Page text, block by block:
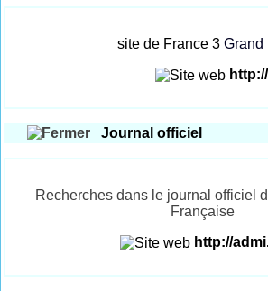
site de France 3 Grand
Journal officiel
Recherches dans le journal officiel
Française
http://